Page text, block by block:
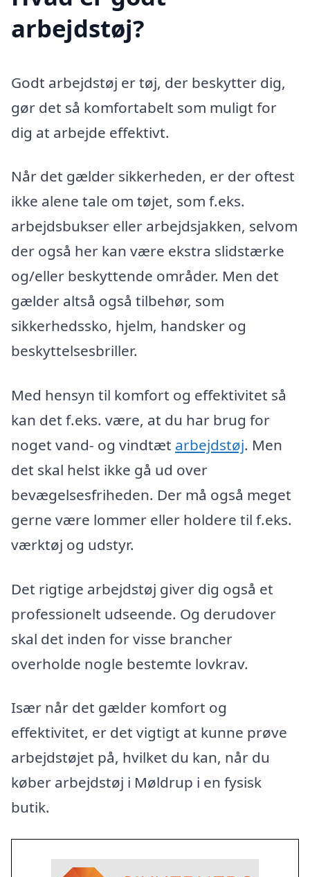
arbejdstøj?
Godt arbejdstøj er tøj, der beskytter dig,
gør det så komfortabelt som muligt for
dig at arbejde effektivt.
Når det gælder sikkerheden, er der oftest
ikke alene tale om tøjet, som f.eks.
arbejdsbukser eller arbejdsjakken, selvom
der også her kan være ekstra slidstærke
og/eller beskyttende områder. Men det
gælder altså også tilbehør, som
sikkerhedssko, hjelm, handsker og
beskyttelsesbriller.
Med hensyn til komfort og effektivitet så
kan det f.eks. være, at du har brug for
noget vand- og vindtæt arbejdstøj. Men
det skal helst ikke gå ud over
bevægelsesfriheden. Der må også meget
gerne være lommer eller holdere til f.eks.
værktøj og udstyr.
Det rigtige arbejdstøj giver dig også et
professionelt udseende. Og derudover
skal det inden for visse brancher
overholde nogle bestemte lovkrav.
Især når det gælder komfort og
effektivitet, er det vigtigt at kunne prøve
arbejdstøjet på, hvilket du kan, når du
køber arbejdstøj i Møldrup i en fysisk
butik.